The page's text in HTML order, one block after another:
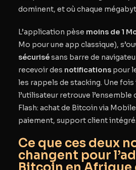
dominent, et où chaque
L’application pèse moins de 1
Mo pour une app classique),
sécurisésans barre de
recevoir des notifications pour
les rappels de stacking. Une
l’utilisateur retrouve
Flash: achat de Bitcoin via
paiement, support client intégré.
Ce que ces deux
changent pour